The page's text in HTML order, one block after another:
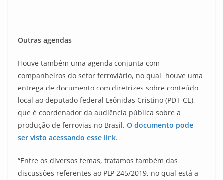
Outras agendas
Houve também uma agenda conjunta com
companheiros do setor ferroviário, no qual houve uma
entrega de documento com diretrizes sobre conteúdo
local ao deputado federal Leônidas Cristino (PDT-CE),
que é coordenador da audiência pública sobre a
produção de ferrovias no Brasil. O documento pode
ser visto acessando esse link.
“Entre os diversos temas, tratamos também das
discussões referentes ao PLP 245/2019, no qual está a